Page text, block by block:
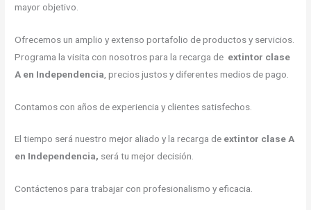
mayor objetivo.
Ofrecemos un amplio y extenso portafolio de productos y servicios.
Programa la visita con nosotros para la recarga de extintor clase
A en Independencia , precios justos y diferentes medios de pago.
Contamos con años de experiencia y clientes satisfechos.
El tiempo será nuestro mejor aliado y la recarga de extintor clase A
en Independencia, será tu mejor decisión.
Contáctenos para trabajar con profesionalismo y eficacia.